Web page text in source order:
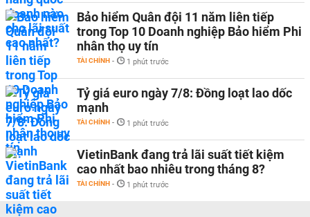
Bảo hiểm Quân đội 11 năm liên tiếp
trong Top 10 Doanh nghiệp Bảo hiểm Phi
nhân thọ uy tín
TÀI CHÍNH - 1 phút trước
Tỷ giá euro ngày 7/8: Đồng loạt lao dốc
mạnh
TÀI CHÍNH - 1 phút trước
VietinBank đang trả lãi suất tiết kiệm
cao nhất bao nhiêu trong tháng 8?
TÀI CHÍNH - 1 phút trước